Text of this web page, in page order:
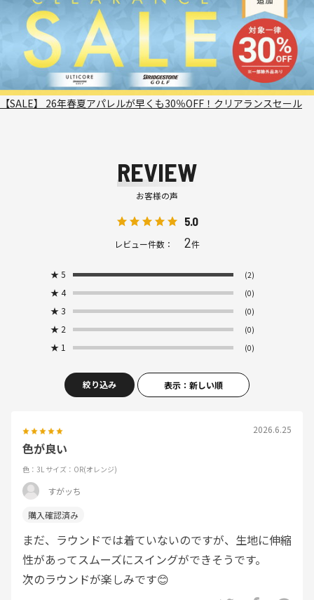
【SALE】 26年春夏アパレルが早くも30％OFF！クリアランスセール
REVIEW
お客様の声
5.0
レビュー件数： 2件
★ 5 (2)
★ 4 (0)
★ 3 (0)
★ 2 (0)
★ 1 (0)
絞り込み 表示：新しい順
2026.6.25
色が良い
色：3L サイズ：OR(オレンジ)
すがッち
まだ、ラウンドでは着ていないのですが、生地に伸縮
性があってスムーズにスイングができそうです。
次のラウンドが楽しみです😊